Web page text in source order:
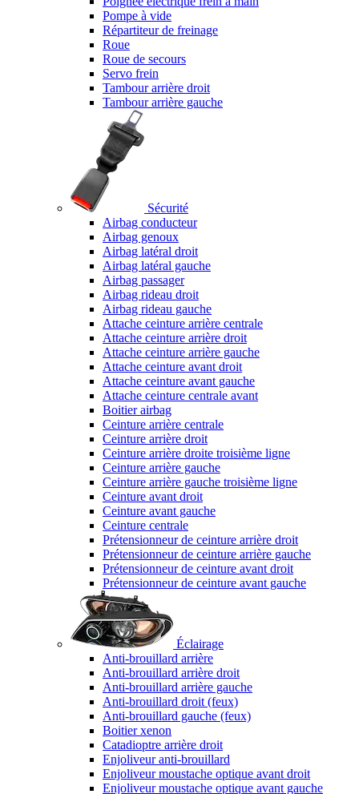
Pompe à vide
Répartiteur de freinage
Roue
Roue de secours
Servo frein
Tambour arrière droit
Tambour arrière gauche
Sécurité
Airbag conducteur
Airbag genoux
Airbag latéral droit
Airbag latéral gauche
Airbag passager
Airbag rideau droit
Airbag rideau gauche
Attache ceinture arrière centrale
Attache ceinture arrière droit
Attache ceinture arrière gauche
Attache ceinture avant droit
Attache ceinture avant gauche
Attache ceinture centrale avant
Boitier airbag
Ceinture arrière centrale
Ceinture arrière droit
Ceinture arrière droite troisième ligne
Ceinture arrière gauche
Ceinture arrière gauche troisième ligne
Ceinture avant droit
Ceinture avant gauche
Ceinture centrale
Prétensionneur de ceinture arrière droit
Prétensionneur de ceinture arrière gauche
Prétensionneur de ceinture avant droit
Prétensionneur de ceinture avant gauche
Éclairage
Anti-brouillard arrière
Anti-brouillard arrière droit
Anti-brouillard arrière gauche
Anti-brouillard droit (feux)
Anti-brouillard gauche (feux)
Boitier xenon
Catadioptre arrière droit
Enjoliveur anti-brouillard
Enjoliveur moustache optique avant droit
Enjoliveur moustache optique avant gauche